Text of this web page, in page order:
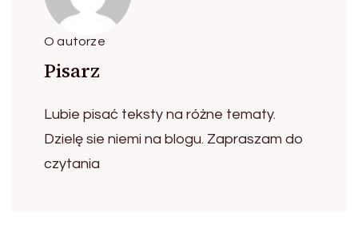
O autorze
Pisarz
Lubie pisać teksty na różne tematy.
Dzielę sie niemi na blogu. Zapraszam do
czytania